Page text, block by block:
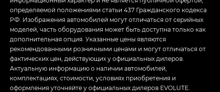
определяемой положениями статьи 437 Гражданского кодекса
РФ. Изображения автомобилей могут отличаться от серийных
моделей, часть оборудования может быть доступна только как
дополнительная опция. Указанные цены являются
рекомендованными розничными ценами и могут отличаться от
фактических цен, действующих у официальных дилеров.
Актуальную информацию о наличии автомобилей,
комплектациях, стоимости, условиях приобретения и
оформления уточняйте у официальных дилеров EVOLUTE.